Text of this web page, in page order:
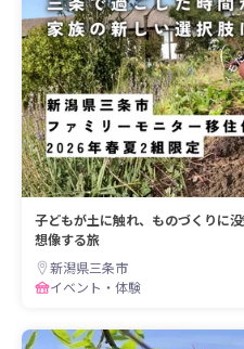
子どもが土に触れ、ものづくりに
想像する旅
新潟県三条市
イベント・体験